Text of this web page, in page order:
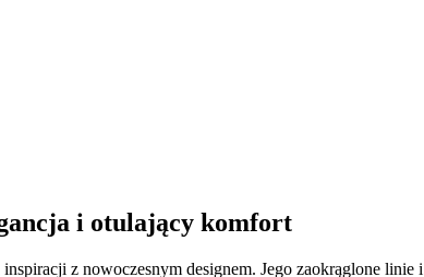
i otulający komfort
z nowoczesnym designem. Jego zaokrąglone linie